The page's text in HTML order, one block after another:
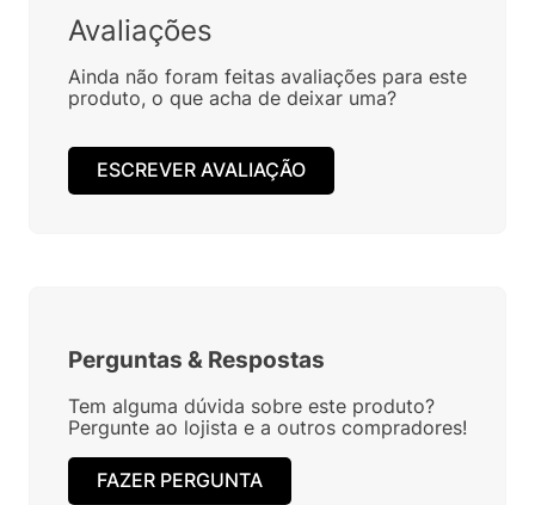
Avaliações
Ainda não foram feitas avaliações para este
produto, o que acha de deixar uma?
ESCREVER AVALIAÇÃO
Perguntas & Respostas
Tem alguma dúvida sobre este produto?
Pergunte ao lojista e a outros compradores!
FAZER PERGUNTA